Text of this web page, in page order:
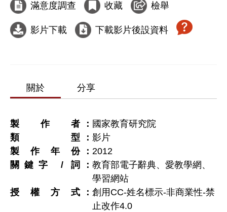
滿意度調查 收藏 檢舉
影片下載 下載影片後設資料
關於 分享
製作者
國家教育研究院
類型
影片
製作年份
2012
關鍵字 / 詞
教育部電子辭典、愛教學網、
學習網站
授權方式
創用CC-姓名標示-非商業性-禁
止改作4.0